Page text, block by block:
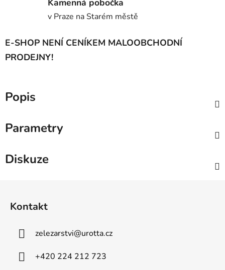
Kamenná pobočka
v Praze na Starém městě
E-SHOP NENÍ CENÍKEM MALOOBCHODNÍ
PRODEJNY!
Popis
Parametry
Diskuze
Kontakt
zelezarstvi@urotta.cz
+420 224 212 723